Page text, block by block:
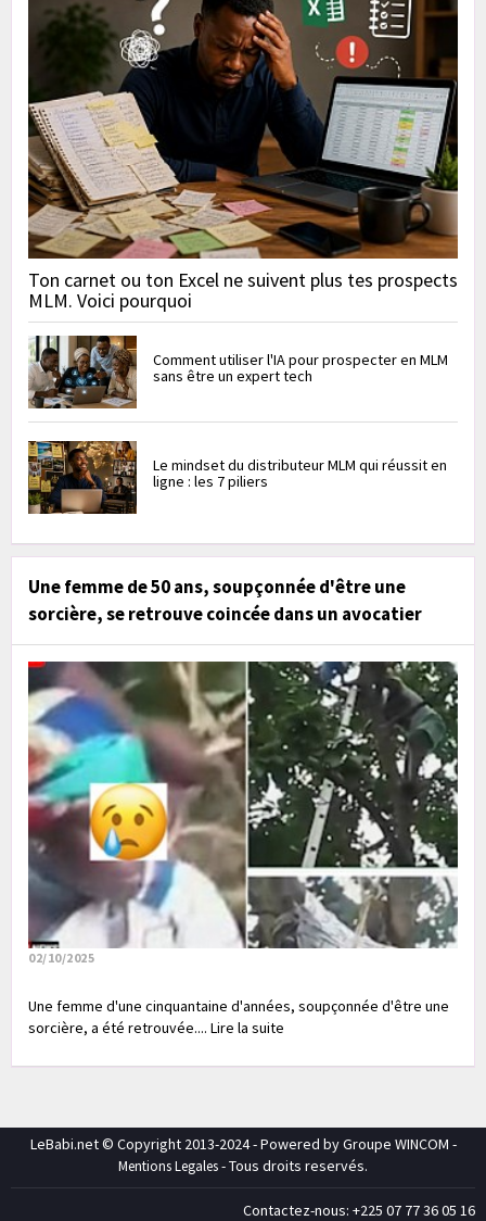
Ton carnet ou ton Excel ne suivent plus tes prospects
MLM. Voici pourquoi
Comment utiliser l'IA pour prospecter en MLM
sans être un expert tech
Le mindset du distributeur MLM qui réussit en
ligne : les 7 piliers
Une femme de 50 ans, soupçonnée d'être une
sorcière, se retrouve coincée dans un avocatier
02/10/2025
Une femme d'une cinquantaine d'années, soupçonnée d'être une
sorcière, a été retrouvée.... Lire la suite
LeBabi.net © Copyright 2013-2024 - Powered by Groupe WINCOM -
Mentions Legales- Tous droits reservés.
Contactez-nous: +225 07 77 36 05 16